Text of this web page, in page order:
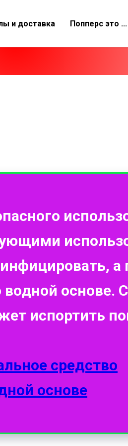
и доставка Попперс это ...
а
основе.
испортить
средство
основе